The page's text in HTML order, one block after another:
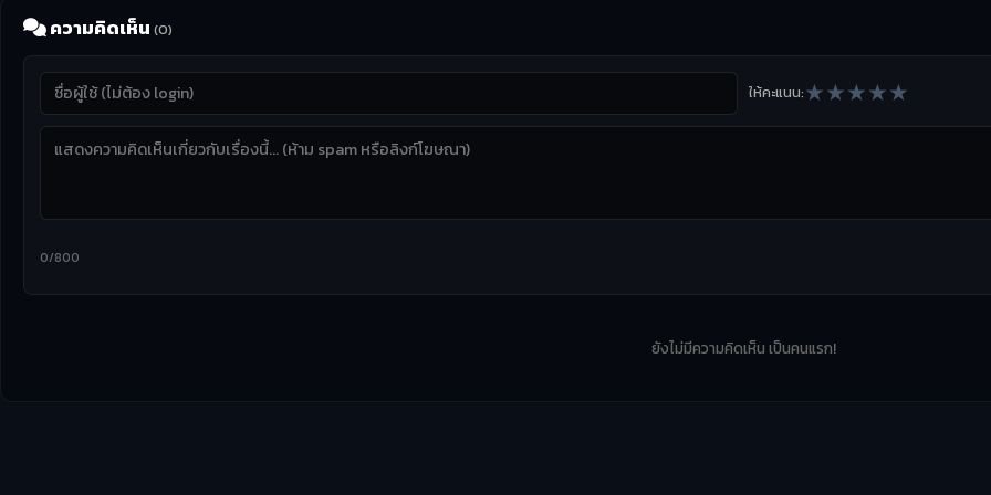
ความคิดเห็น (0)
ให้คะแนน:★★★★★
0/800
ยังไม่มีความคิดเห็น เป็นคนแรก!